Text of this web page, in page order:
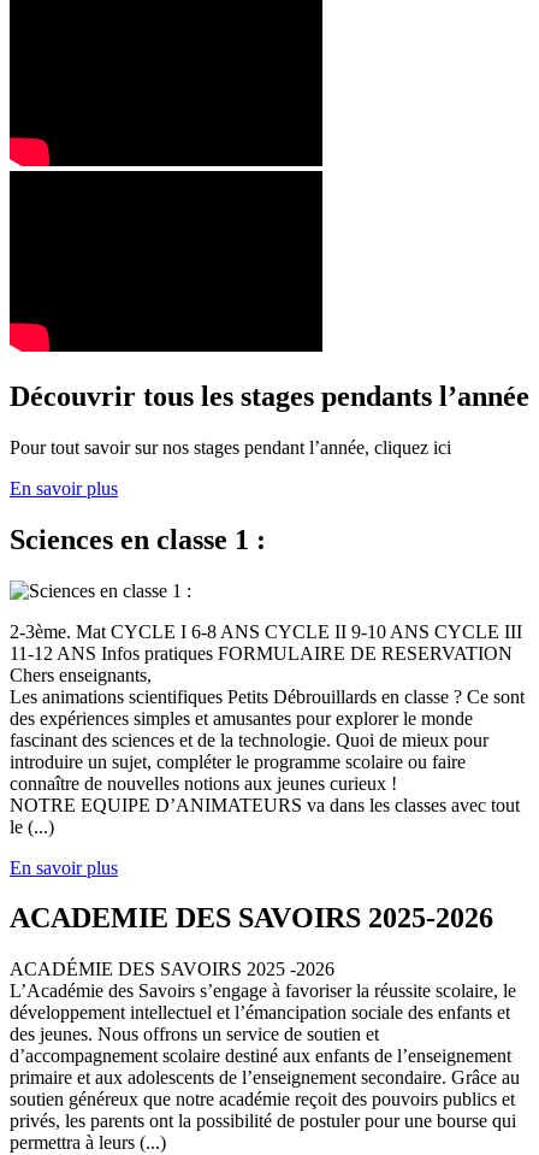
Découvrir tous les stages pendants l’année
Pour tout savoir sur nos stages pendant l’année, cliquez ici
En savoir plus
Sciences en classe 1 :
2-3ème. Mat CYCLE I 6-8 ANS CYCLE II 9-10 ANS CYCLE III
11-12 ANS Infos pratiques FORMULAIRE DE RESERVATION
Chers enseignants,
Les animations scientifiques Petits Débrouillards en classe ? Ce sont
des expériences simples et amusantes pour explorer le monde
fascinant des sciences et de la technologie. Quoi de mieux pour
introduire un sujet, compléter le programme scolaire ou faire
connaître de nouvelles notions aux jeunes curieux !
NOTRE EQUIPE D’ANIMATEURS va dans les classes avec tout
le (...)
En savoir plus
ACADEMIE DES SAVOIRS 2025-2026
ACADÉMIE DES SAVOIRS 2025 -2026
L’Académie des Savoirs s’engage à favoriser la réussite scolaire, le
développement intellectuel et l’émancipation sociale des enfants et
des jeunes. Nous offrons un service de soutien et
d’accompagnement scolaire destiné aux enfants de l’enseignement
primaire et aux adolescents de l’enseignement secondaire. Grâce au
soutien généreux que notre académie reçoit des pouvoirs publics et
privés, les parents ont la possibilité de postuler pour une bourse qui
permettra à leurs (...)